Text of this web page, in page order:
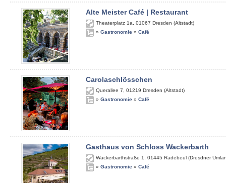
Alte Meister Café | Restaurant
Theaterplatz 1a 01067 Dresden (Altstadt)
» Gastronomie » Café
Carolaschlösschen
Querallee 7 01219 Dresden (Altstadt)
» Gastronomie » Café
Gasthaus von Schloss Wackerbarth
Wackerbarthstraße 1 01445 Radebeul (Dresdner
» Gastronomie » Café